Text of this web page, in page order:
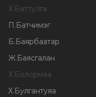
Х.Баттулга
П.Батчимэг
Б.Баярбаатар
Ж.Баясгалан
Х.Болормаа
Х.Булгантуяа